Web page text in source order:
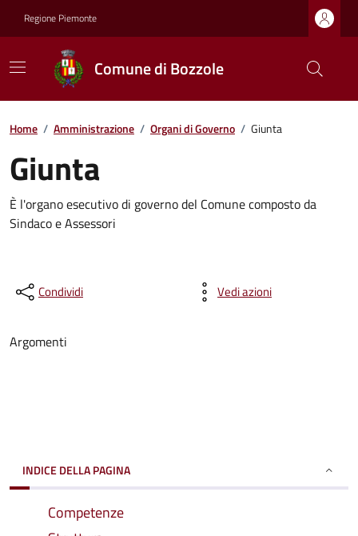
Regione Piemonte
Comune di Bozzole
Home / Amministrazione / Organi di Governo / Giunta
Giunta
È l'organo esecutivo di governo del Comune composto da
Sindaco e Assessori
Condividi Vedi azioni
Argomenti
INDICE DELLA PAGINA
Competenze